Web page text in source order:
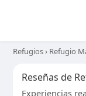
Refugios› Refugio
Reseñas de
Experiencias